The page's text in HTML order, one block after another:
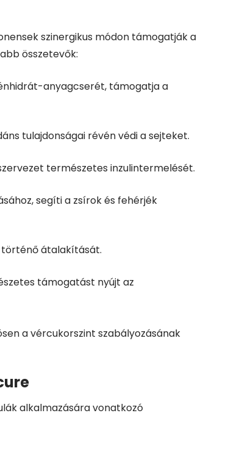
szinergikus módon támogatják a
összetevők:
anyagcserét, támogatja a
tulajdonságai révén védi a sejteket.
természetes inzulintermelését.
segíti a zsírok és fehérjék
történő átalakítását.
támogatást nyújt az
a vércukorszint szabályozásának
alkalmazására vonatkozó